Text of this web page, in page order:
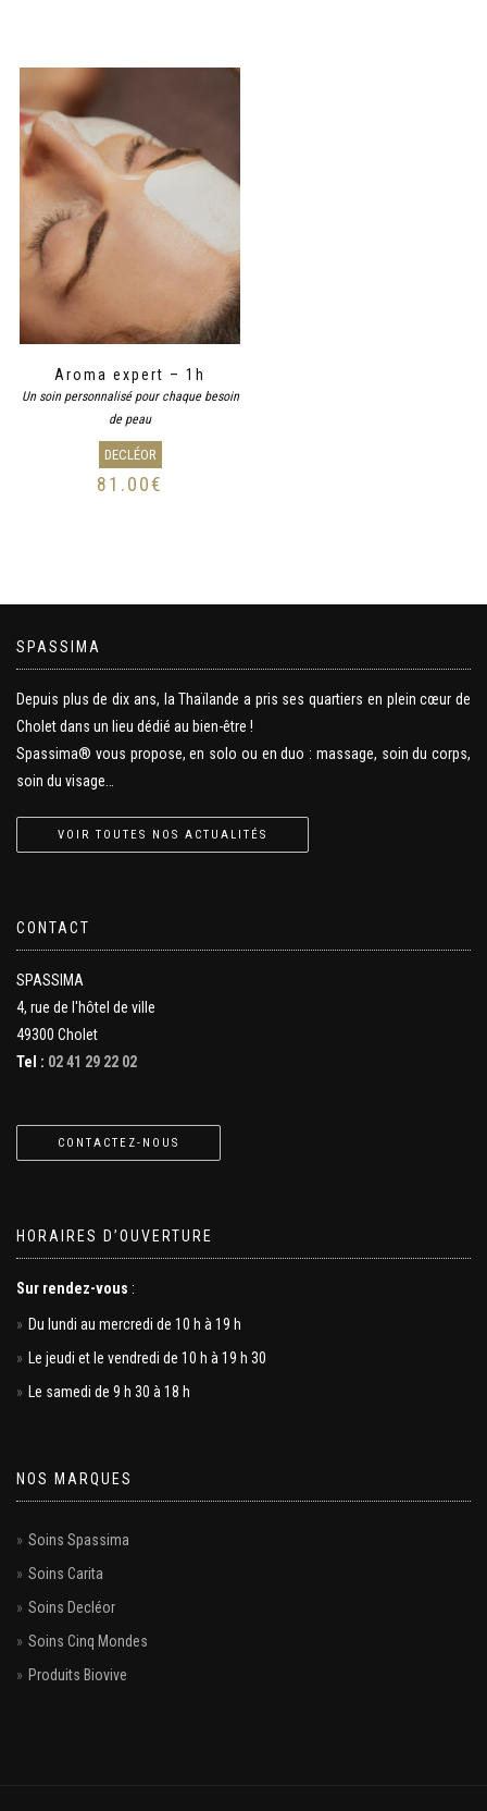
Aroma expert – 1h
Un soin personnalisé pour chaque besoin
de peau
DECLÉOR
81.00€
SPASSIMA
Depuis plus de dix ans, la Thaïlande a pris ses quartiers en plein cœur de
Cholet dans un lieu dédié au bien-être !
Spassima® vous propose, en solo ou en duo : massage, soin du corps,
soin du visage…
VOIR TOUTES NOS ACTUALITÉS
CONTACT
SPASSIMA
4, rue de l'hôtel de ville
49300 Cholet
Tel : 02 41 29 22 02
CONTACTEZ-NOUS
HORAIRES D’OUVERTURE
Sur rendez-vous :
Du lundi au mercredi de 10 h à 19 h
Le jeudi et le vendredi de 10 h à 19 h 30
Le samedi de 9 h 30 à 18 h
NOS MARQUES
Soins Spassima
Soins Carita
Soins Decléor
Soins Cinq Mondes
Produits Biovive